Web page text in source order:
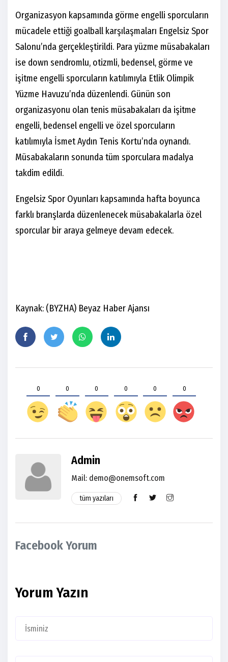
Organizasyon kapsamında görme engelli sporcuların
mücadele ettiği goalball karşılaşmaları Engelsiz Spor
Salonu’nda gerçekleştirildi. Para yüzme müsabakaları
ise down sendromlu, otizmli, bedensel, görme ve
işitme engelli sporcuların katılımıyla Etlik Olimpik
Yüzme Havuzu’nda düzenlendi. Günün son
organizasyonu olan tenis müsabakaları da işitme
engelli, bedensel engelli ve özel sporcuların
katılımıyla İsmet Aydın Tenis Kortu’nda oynandı.
Müsabakaların sonunda tüm sporculara madalya
takdim edildi.
Engelsiz Spor Oyunları kapsamında hafta boyunca
farklı branşlarda düzenlenecek müsabakalarla özel
sporcular bir araya gelmeye devam edecek.
Kaynak: (BYZHA) Beyaz Haber Ajansı
0 0 0 0 0 0
Admin
Mail: demo@onemsoft.com
tüm yazıları
Facebook Yorum
Yorum Yazın